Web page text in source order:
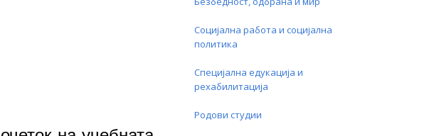
Социјална работа и социјална
политика
Специјална едукација и
рехабилитација
Родови студии